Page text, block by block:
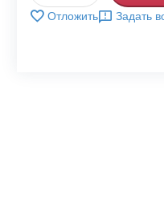
Отложить Задать